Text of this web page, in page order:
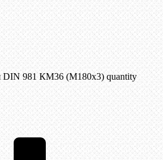
DIN 981 КМ36 (М180х3) quantity